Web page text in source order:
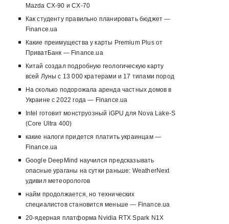
Mazda CX-90 и CX-70
Как студенту правильно планировать бюджет —
Finance.ua
Какие преимущества у карты Premium Plus от
ПриватБанк — Finance.ua
Китай создал подробную геологическую карту
всей Луны с 13 000 кратерами и 17 типами пород
На сколько подорожала аренда частных домов в
Украине с 2022 года — Finance.ua
Intel готовит монструозный iGPU для Nova Lake-S
(Core Ultra 400)
какие налоги придется платить украинцам —
Finance.ua
Google DeepMind научился предсказывать
опасные ураганы на сутки раньше: WeatherNext
удивил метеорологов
найм продолжается, но технических
специалистов становится меньше — Finance.ua
20-ядерная платформа Nvidia RTX Spark N1X